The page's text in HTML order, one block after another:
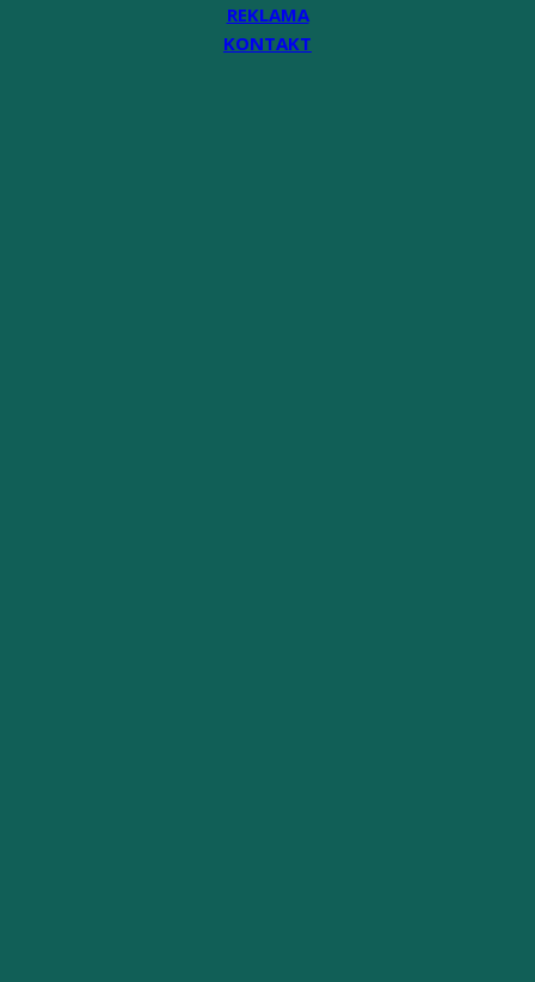
REKLAMA
KONTAKT